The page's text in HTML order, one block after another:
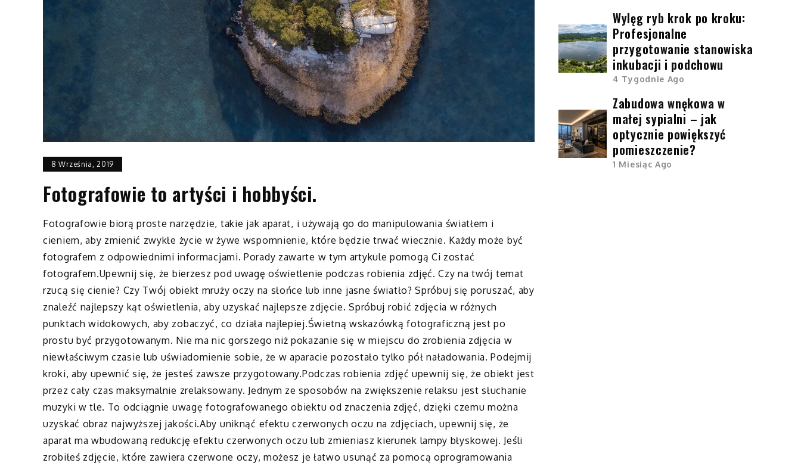
8 Września, 2019
Fotografowie to artyści i hobbyści.
Fotografowie biorą proste narzędzie, takie jak aparat, i używają go do manipulowania światłem i
cieniem, aby zmienić zwykłe życie w żywe wspomnienie, które będzie trwać wiecznie. Każdy może być
fotografem z odpowiednimi informacjami. Porady zawarte w tym artykule pomogą Ci zostać
fotografem.Upewnij się, że bierzesz pod uwagę oświetlenie podczas robienia zdjęć. Czy na twój temat
rzucą się cienie? Czy Twój obiekt mruży oczy na słońce lub inne jasne światło? Spróbuj się poruszać, aby
znaleźć najlepszy kąt oświetlenia, aby uzyskać najlepsze zdjęcie. Spróbuj robić zdjęcia w różnych
punktach widokowych, aby zobaczyć, co działa najlepiej.Świetną wskazówką fotograficzną jest po
prostu być przygotowanym. Nie ma nic gorszego niż pokazanie się w miejscu do zrobienia zdjęcia w
niewłaściwym czasie lub uświadomienie sobie, że w aparacie pozostało tylko pół naładowania. Podejmij
kroki, aby upewnić się, że jesteś zawsze przygotowany.Podczas robienia zdjęć upewnij się, że obiekt jest
przez cały czas maksymalnie zrelaksowany. Jednym ze sposobów na zwiększenie relaksu jest słuchanie
muzyki w tle. To odciągnie uwagę fotografowanego obiektu od znaczenia zdjęć, dzięki czemu można
uzyskać obraz najwyższej jakości.Aby uniknąć efektu czerwonych oczu na zdjęciach, upewnij się, że
aparat ma wbudowaną redukcję efektu czerwonych oczu lub zmieniasz kierunek lampy błyskowej. Jeśli
zrobiłeś zdjęcie, które zawiera czerwone oczy, możesz je łatwo usunąć za pomocą oprogramowania
Wylęg ryb krok po kroku:
Profesjonalne
przygotowanie stanowiska
inkubacji i podchowu
4 Tygodnie Ago
Zabudowa wnękowa w
małej sypialni – jak
optycznie powiększyć
pomieszczenie?
1 Miesiąc Ago